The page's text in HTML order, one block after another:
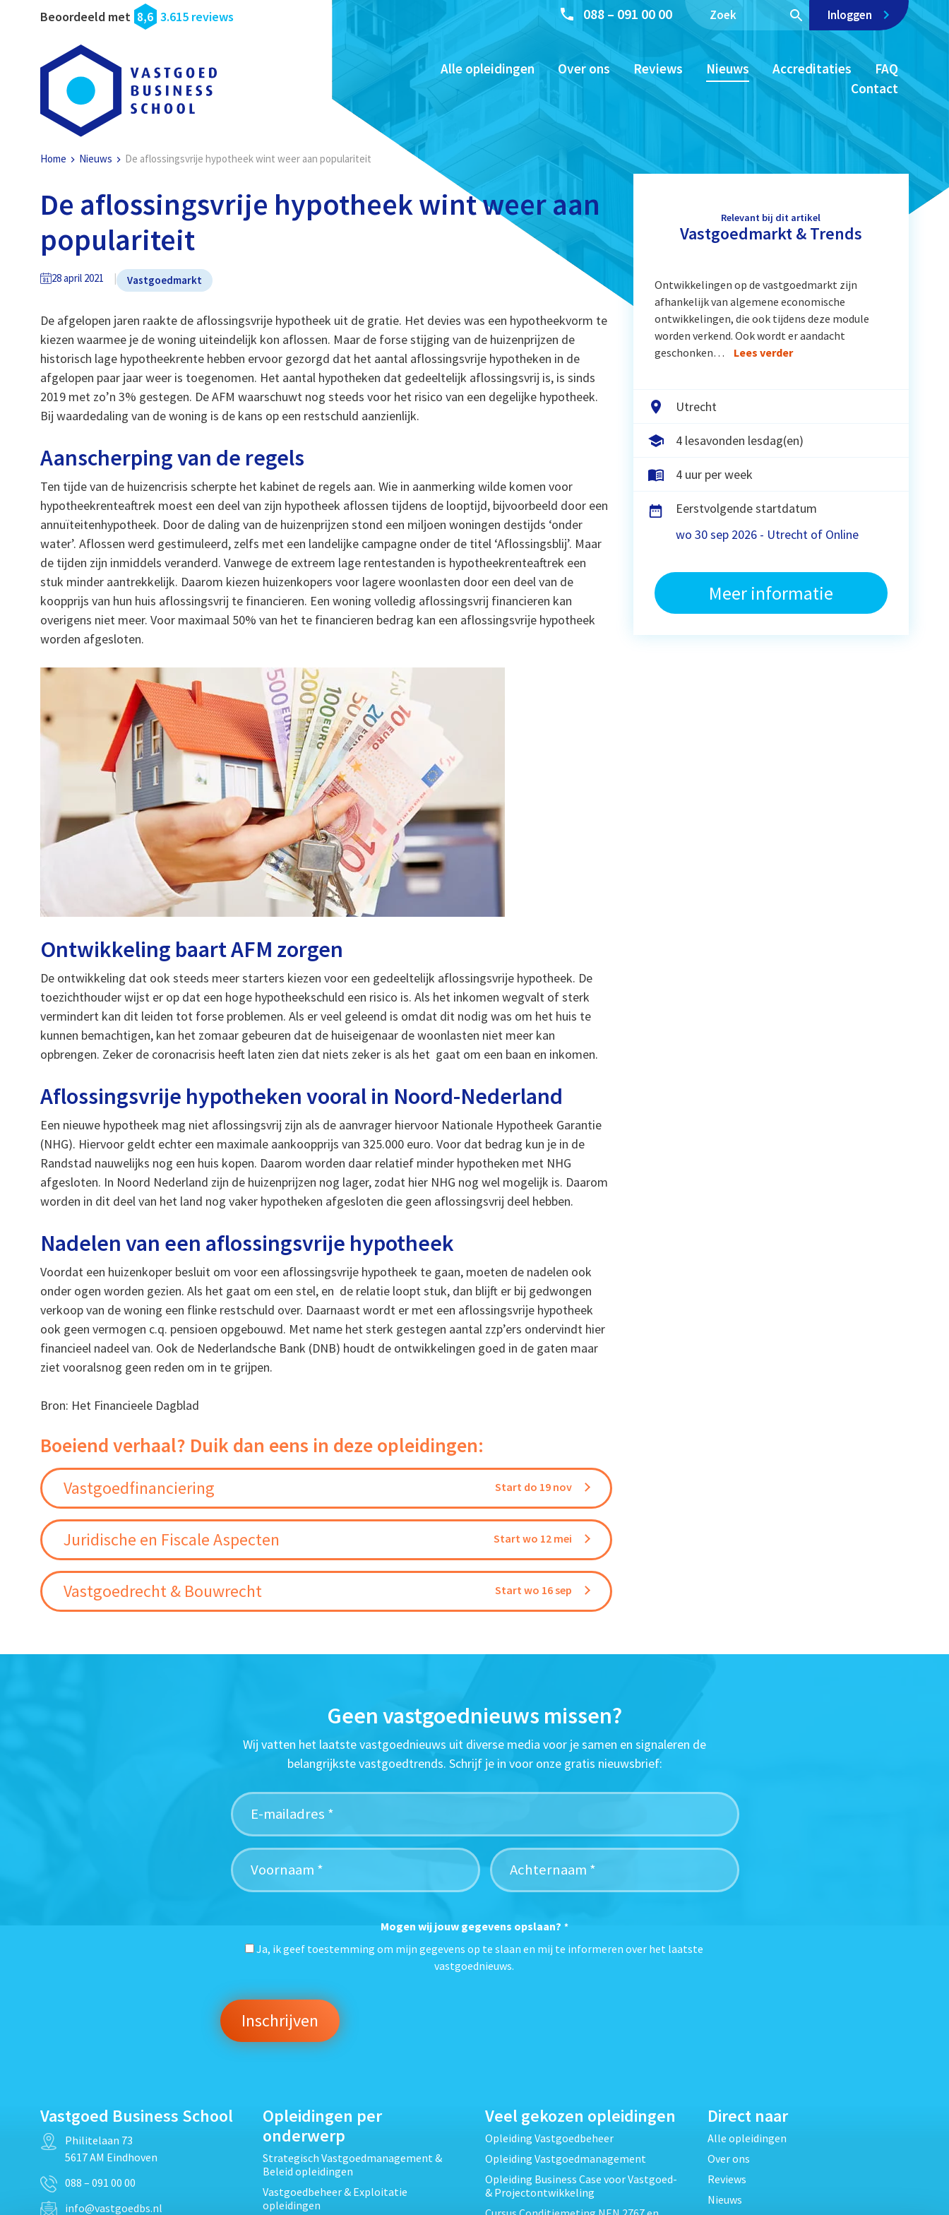
Beoordeeld met 8,6 3.615 reviews 088 – 091 00 00 Inloggen
Alle opleidingen Over ons Reviews Nieuws Accreditaties
FAQ
Contact
Home Nieuws De aflossingsvrije hypotheek wint weer aan populariteit
De aflossingsvrije hypotheek wint weer aan
populariteit
28 april 2021 Vastgoedmarkt
De afgelopen jaren raakte de aflossingsvrije hypotheek uit de gratie. Het devies was een hypotheekvorm te
kiezen waarmee je de woning uiteindelijk kon aflossen. Maar de forse stijging van de huizenprijzen de
historisch lage hypotheekrente hebben ervoor gezorgd dat het aantal aflossingsvrije hypotheken in de
afgelopen paar jaar weer is toegenomen. Het aantal hypotheken dat gedeeltelijk aflossingsvrij is, is sinds
2019 met zo’n 3% gestegen. De AFM waarschuwt nog steeds voor het risico van een degelijke hypotheek.
Bij waardedaling van de woning is de kans op een restschuld aanzienlijk.
Aanscherping van de regels
Ten tijde van de huizencrisis scherpte het kabinet de regels aan. Wie in aanmerking wilde komen voor
hypotheekrenteaftrek moest een deel van zijn hypotheek aflossen tijdens de looptijd, bijvoorbeeld door een
annuïteitenhypotheek. Door de daling van de huizenprijzen stond een miljoen woningen destijds ‘onder
water’. Aflossen werd gestimuleerd, zelfs met een landelijke campagne onder de titel ‘Aflossingsblij’. Maar
de tijden zijn inmiddels veranderd. Vanwege de extreem lage rentestanden is hypotheekrenteaftrek een
stuk minder aantrekkelijk. Daarom kiezen huizenkopers voor lagere woonlasten door een deel van de
koopprijs van hun huis aflossingsvrij te financieren. Een woning volledig aflossingsvrij financieren kan
overigens niet meer. Voor maximaal 50% van het te financieren bedrag kan een aflossingsvrije hypotheek
worden afgesloten.
Ontwikkeling baart AFM zorgen
De ontwikkeling dat ook steeds meer starters kiezen voor een gedeeltelijk aflossingsvrije hypotheek. De
toezichthouder wijst er op dat een hoge hypotheekschuld een risico is. Als het inkomen wegvalt of sterk
vermindert kan dit leiden tot forse problemen. Als er veel geleend is omdat dit nodig was om het huis te
kunnen bemachtigen, kan het zomaar gebeuren dat de huiseigenaar de woonlasten niet meer kan
opbrengen. Zeker de coronacrisis heeft laten zien dat niets zeker is als het gaat om een baan en inkomen.
Aflossingsvrije hypotheken vooral in Noord-Nederland
Een nieuwe hypotheek mag niet aflossingsvrij zijn als de aanvrager hiervoor Nationale Hypotheek Garantie
(NHG). Hiervoor geldt echter een maximale aankoopprijs van 325.000 euro. Voor dat bedrag kun je in de
Randstad nauwelijks nog een huis kopen. Daarom worden daar relatief minder hypotheken met NHG
afgesloten. In Noord Nederland zijn de huizenprijzen nog lager, zodat hier NHG nog wel mogelijk is. Daarom
worden in dit deel van het land nog vaker hypotheken afgesloten die geen aflossingsvrij deel hebben.
Nadelen van een aflossingsvrije hypotheek
Voordat een huizenkoper besluit om voor een aflossingsvrije hypotheek te gaan, moeten de nadelen ook
onder ogen worden gezien. Als het gaat om een stel, en de relatie loopt stuk, dan blijft er bij gedwongen
verkoop van de woning een flinke restschuld over. Daarnaast wordt er met een aflossingsvrije hypotheek
ook geen vermogen c.q. pensioen opgebouwd. Met name het sterk gestegen aantal zzp’ers ondervindt hier
financieel nadeel van. Ook de Nederlandsche Bank (DNB) houdt de ontwikkelingen goed in de gaten maar
ziet vooralsnog geen reden om in te grijpen.
Bron: Het Financieele Dagblad
Boeiend verhaal? Duik dan eens in deze opleidingen:
Vastgoedfinanciering Start do 19 nov
Juridische en Fiscale Aspecten Start wo 12 mei
Vastgoedrecht & Bouwrecht Start wo 16 sep
Relevant bij dit artikel
Vastgoedmarkt & Trends
Ontwikkelingen op de vastgoedmarkt zijn
afhankelijk van algemene economische
ontwikkelingen, die ook tijdens deze module
worden verkend. Ook wordt er aandacht
geschonken…
Lees verder
Utrecht
4 lesavonden lesdag(en)
4 uur per week
Eerstvolgende startdatum
wo 30 sep 2026 - Utrecht of Online
Meer informatie
Geen vastgoednieuws missen?
Wij vatten het laatste vastgoednieuws uit diverse media voor je samen en signaleren de
belangrijkste vastgoedtrends. Schrijf je in voor onze gratis nieuwsbrief:
Mogen wij jouw gegevens opslaan? *
Ja, ik geef toestemming om mijn gegevens op te slaan en mij te informeren over het laatste
vastgoednieuws.
Vastgoed Business School
Philitelaan 73
5617 AM Eindhoven
088 – 091 00 00
info@vastgoedbs.nl
Opleidingen per
onderwerp
Strategisch Vastgoedmanagement &
Beleid opleidingen
Vastgoedbeheer & Exploitatie
opleidingen
Veel gekozen opleidingen
Opleiding Vastgoedbeheer
Opleiding Vastgoedmanagement
Opleiding Business Case voor Vastgoed-
& Projectontwikkeling
Direct naar
Alle opleidingen
Over ons
Reviews
Nieuws